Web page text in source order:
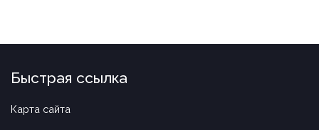
Быстрая ссылка
Карта сайта